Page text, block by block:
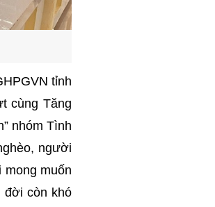
tỉnh
cùng Tăng
nhóm Tình
người
muốn
đời còn khó